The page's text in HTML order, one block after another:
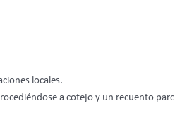
locales.
a cotejo y un recuento